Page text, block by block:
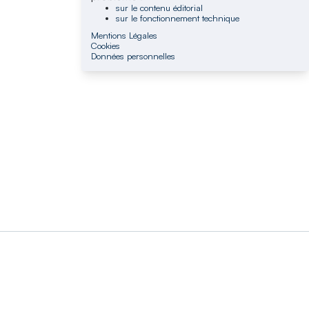
sur le contenu éditorial
sur le fonctionnement technique
Mentions Légales
Cookies
Données personnelles